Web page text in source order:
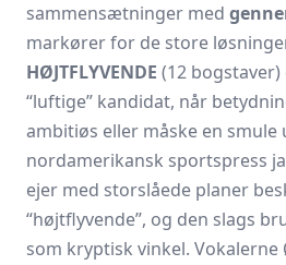
sammensætninger med
markører for de store
HØJTFLYVENDE (12
“luftige” kandidat, når
ambitiøs eller måske en smule
nordamerikansk sportspress
ejer med storslåede planer
“højtflyvende”, og den slags
som kryptisk vinkel. Vokalerne